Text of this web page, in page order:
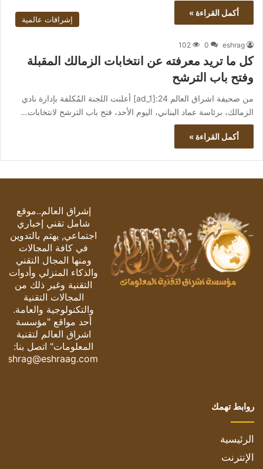
أكمل القراءة »
إشراقات عالمية
eshrag
0
102
كل ما تريد معرفته عن انتخابات الزمالك المقبلة
وفتح باب الترشح
من صحيفة اشراق العالم 24:[ad_1] أعلنت اللجنة المُكلفة بإدارة نادي
الزمالك، برئاسة عماد البناني، اليوم الأحد، فتح باب الترشح لانتخابات…
أكمل القراءة »
إشراق العالم..موقع
شامل تقني إخباري
اجتماعي, يهتم بالتدوين
في كافة المجالات
ومنها المجال التقني
والذكاء المنزلي وأدوات
التقنية وغير ذلك من
المجالات التقنية
والتكنولوجية والعامة.
أحد مواقع "مؤسسة
اشراق العالم لتقنية
المعلومات" اتصل بنا:
eshrag@eshraag.com
روابط تهمك
الرئيسية
الإنترنت